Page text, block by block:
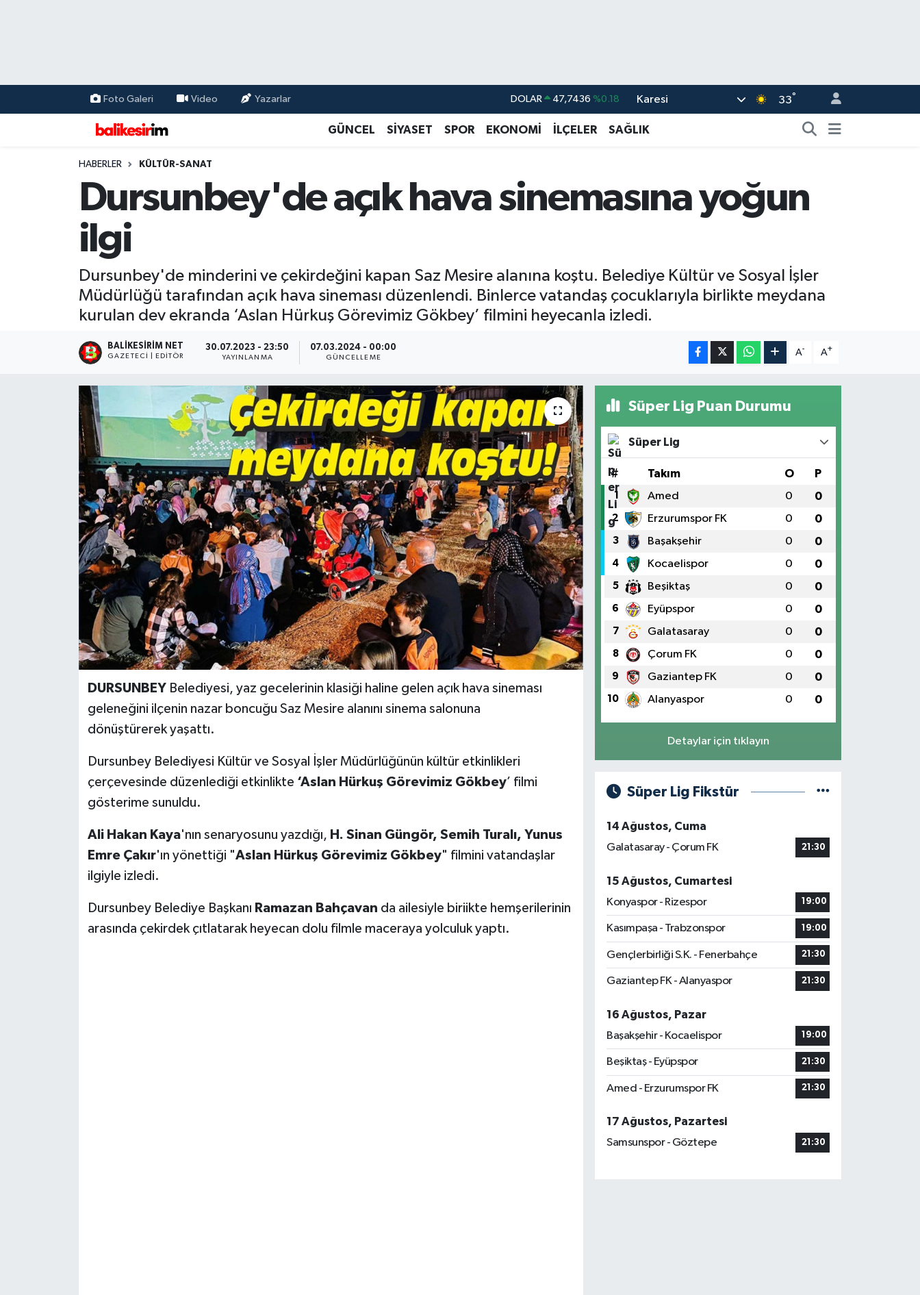
Foto Galeri Video Yazarlar DOLAR 47,7436 %0.18
EURO 55,2510 %0.32
BİST100 13.779 %-14
Karesi 33°
GÜNCEL SİYASET SPOR EKONOMİ İLÇELER SAĞLIK
HABERLER KÜLTÜR-SANAT
Dursunbey'de açık hava sinemasına yoğun
ilgi
Dursunbey'de minderini ve çekirdeğini kapan Saz Mesire alanına koştu. Belediye Kültür ve Sosyal İşler
Müdürlüğü tarafından açık hava sineması düzenlendi. Binlerce vatandaş çocuklarıyla birlikte meydana
kurulan dev ekranda ‘Aslan Hürkuş Görevimiz Gökbey’ filmini heyecanla izledi.
BALIKESIRIM NET
GAZETECI | EDITÖR
30.07.2023 - 23:50
YAYINLANMA
07.03.2024 - 00:00
GÜNCELLEME
A- A+
DURSUNBEY Belediyesi, yaz gecelerinin klasiği haline gelen açık hava sineması
geleneğini ilçenin nazar boncuğu Saz Mesire alanını sinema salonuna
dönüştürerek yaşattı.
Dursunbey Belediyesi Kültür ve Sosyal İşler Müdürlüğünün kültür etkinlikleri
çerçevesinde düzenlediği etkinlikte ‘Aslan Hürkuş Görevimiz Gökbey’ filmi
gösterime sunuldu.
Ali Hakan Kaya'nın senaryosunu yazdığı, H. Sinan Güngör, Semih Turalı, Yunus
Emre Çakır'ın yönettiği "Aslan Hürkuş Görevimiz Gökbey" filmini vatandaşlar
ilgiyle izledi.
Dursunbey Belediye Başkanı Ramazan Bahçavan da ailesiyle biriikte hemşerilerinin
arasında çekirdek çıtlatarak heyecan dolu filmle maceraya yolculuk yaptı.
Süper Lig Puan Durumu
Süper Lig
# Takım O P
1 Amed 0 0
2 Erzurumspor FK 0 0
3 Başakşehir 0 0
4 Kocaelispor 0 0
5 Beşiktaş 0 0
6 Eyüpspor 0 0
7 Galatasaray 0 0
8 Çorum FK 0 0
9 Gaziantep FK 0 0
10 Alanyaspor 0 0
Detaylar için tıklayın
Süper Lig Fikstür
14 Ağustos, Cuma
Galatasaray - Çorum FK
21:30
15 Ağustos, Cumartesi
Konyaspor - Rizespor
19:00
Kasımpaşa - Trabzonspor 19:00
Gençlerbirliği S.K. - Fenerbahçe 21:30
Gaziantep FK - Alanyaspor 21:30
16 Ağustos, Pazar
Başakşehir - Kocaelispor
19:00
Beşiktaş - Eyüpspor 21:30
Amed - Erzurumspor FK 21:30
17 Ağustos, Pazartesi
Samsunspor - Göztepe
21:30